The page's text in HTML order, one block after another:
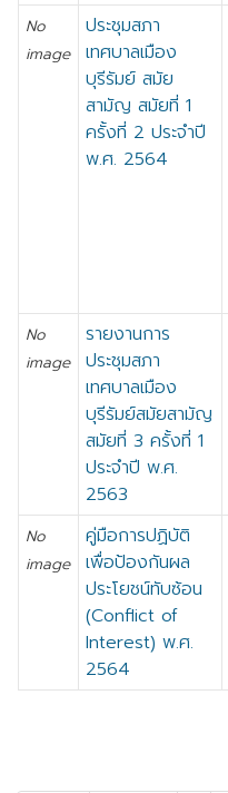
No
image
ประชุมสภา
เทศบาลเมือง
บุรีรัมย์ สมัย
สามัญ สมัยที่ 1
ครั้งที่ 2 ประจำปี
พ.ศ. 2564
No
image
รายงานการ
ประชุมสภา
เทศบาลเมือง
บุรีรัมย์สมัยสามัญ
สมัยที่ 3 ครั้งที่ 1
ประจำปี พ.ศ.
2563
No
image
คู่มือการปฏิบัติ
เพื่อป้องกันผล
ประโยชน์ทับซ้อน
(Conflict of
Interest) พ.ศ.
2564